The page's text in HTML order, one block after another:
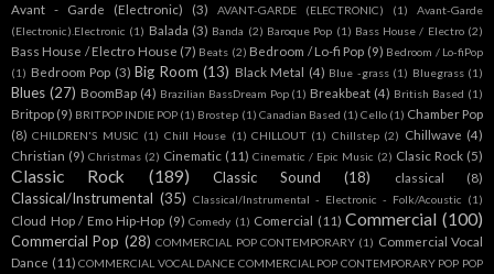
Avant - Garde (Electronic)
(3) AVANT-GARDE (ELECTRONIC) (1)
Avant-Garde
(Electronic).Electronic (1) Balada (3) Banda (2) Baroque Pop (1) Bass House / Electro (2)
Bass House / Electro House (7) Beats (2) Bedroom / Lo-fi Pop (9) Bedroom / Lo-fiPop
(1) Bedroom Pop (3) Big Room (13) Black Metal (4) Blue -grass (1) Bluegrass (1)
Blues (27) BoomBap (4) Brazilian BassDream Pop (1) Breakbeat (4) British Based (1)
Britpop (9) BRITPOP INDIE POP (1) Brostep (1) Canadian Based (1) Cello (1) Chamber Pop
(8) CHILDREN'S MUSIC (1) Chill House (1) CHILLOUT (1) Chillstep (2) Chillwave (4)
Christian (9) Christmas (2) Cinematic (11) Cinematic / Epic Music (2) Clasic Rock (5)
Classic Rock (189) Classic Sound (18) classical (8)
Classical/Instrumental (35) Classical/Instrumental - Electronic - Folk/Acoustic (1)
Cloud Hop / Emo Hip-Hop (9) Comedy (1) Comercial (11) Commercial (100)
Commercial Pop (28) COMMERCIAL POP CONTEMPORARY (1) Commercial Vocal
Dance (11) COMMERCIAL VOCAL DANCE COMMERCIAL POP CONTEMPORARY POP POP